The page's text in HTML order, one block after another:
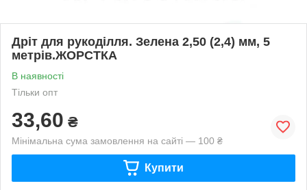
Дріт для рукоділля. Зелена 2,50 (2,4) мм, 5
метрів.ЖОРСТКА
В наявності
Тільки опт
33,60 ₴
Мінімальна сума замовлення на сайті — 100 ₴
Купити